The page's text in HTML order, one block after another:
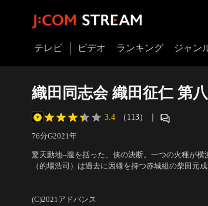
テレビ ビデオ ランキング ジャン
織田同志会 織田征仁 第
3.4 （113） ｜
76分G2021年
驚天動地--腹を括った、侠の決断。一つの火種が
（的場浩司）は過去に因縁を持つ赤城組の柴田元
(C)2021アドバンス